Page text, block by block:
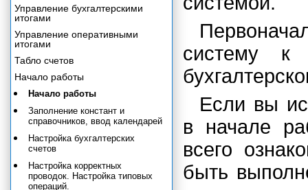
систему к
Если вы
в начале
всего
быть
Управление бухгалтерскими
итогами
Управление оперативными
итогами
Табло счетов
Начало работы
Начало работы
Заполнение констант и
справочников, ввод календарей
Настройка бухгалтерских
счетов
Настройка корректных
проводок. Настройка типовых
операций.